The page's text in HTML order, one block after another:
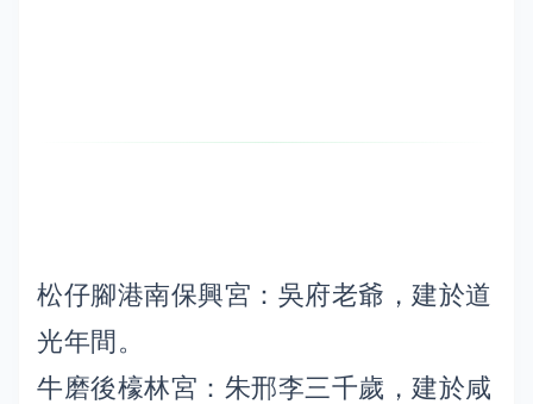
松仔腳港南保興宮：吳府老爺，建於道
光年間。
牛磨後檺林宮：朱邢李三千歲，建於咸